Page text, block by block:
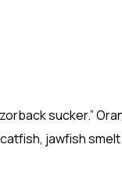
sucker.”
jawfish